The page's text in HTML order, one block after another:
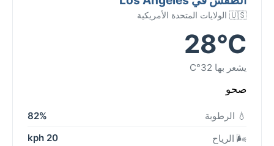
🇺🇸 الولايات المتحدة الأمريكية
28°C
يشعر بها 32°C
صحو
💧 الرطوبة
82%
🌬️ الرياح
20 kph